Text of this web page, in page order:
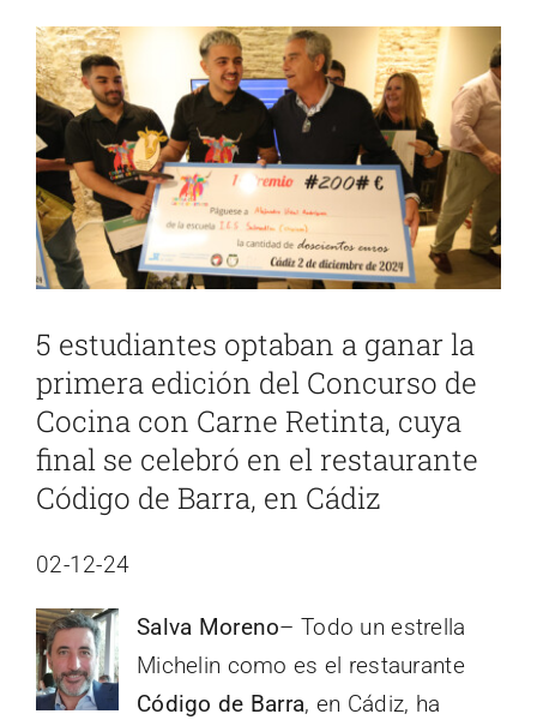
Ver
imagen
más
grande
5 estudiantes optaban a ganar la
primera edición del Concurso de
Cocina con Carne Retinta, cuya
final se celebró en el restaurante
Código de Barra, en Cádiz
02-12-24
Salva Moreno– Todo un estrella
Michelin como es el restaurante
Código de Barra, en Cádiz, ha